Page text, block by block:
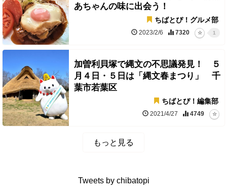
あちゃんの味に出会う！
ちばとぴ！グルメ部
2023/2/6 7320 1
加曽利貝塚で縄文の不思議発見！ ５
月４日・５日は「縄文春まつり」 千
葉市若葉区
ちばとぴ！編集部
2021/4/27 4749
もっと見る
Tweets by chibatopi